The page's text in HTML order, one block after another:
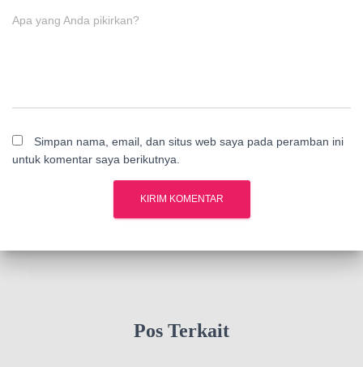
Apa yang Anda pikirkan?
Simpan nama, email, dan situs web saya pada peramban ini
untuk komentar saya berikutnya.
Pos Terkait